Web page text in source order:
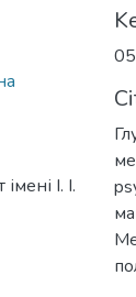
І. І.